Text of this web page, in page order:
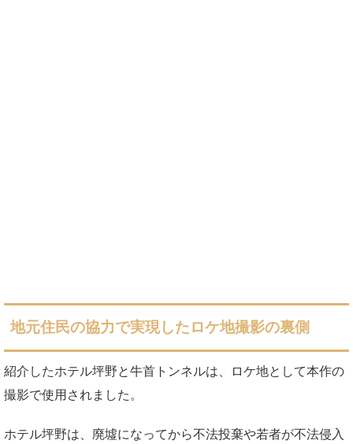
地元住民の協力で実現したロケ地撮影の裏側
紹介したホテル坪野と牛首トンネルは、ロケ地として本作の
撮影で使用されました。
ホテル坪野は、廃墟になってから不法投棄や若者が不法侵入